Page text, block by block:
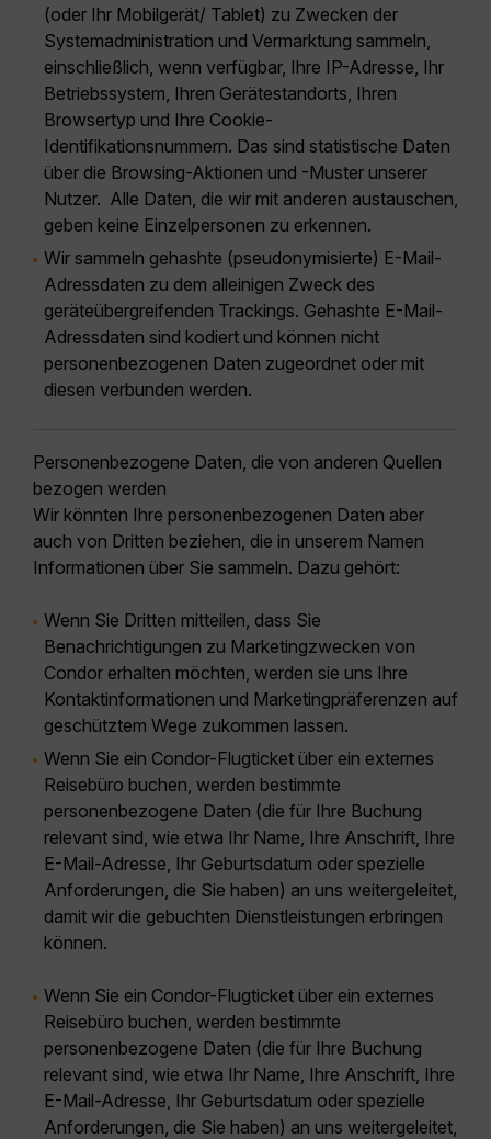
(oder Ihr Mobilgerät/ Tablet) zu Zwecken der
Systemadministration und Vermarktung sammeln,
einschließlich, wenn verfügbar, Ihre IP-Adresse, Ihr
Betriebssystem, Ihren Gerätestandorts, Ihren
Browsertyp und Ihre Cookie-
Identifikationsnummern. Das sind statistische Daten
über die Browsing-Aktionen und -Muster unserer
Nutzer. Alle Daten, die wir mit anderen austauschen,
geben keine Einzelpersonen zu erkennen.
Wir sammeln gehashte (pseudonymisierte) E-Mail-
Adressdaten zu dem alleinigen Zweck des
geräteübergreifenden Trackings. Gehashte E-Mail-
Adressdaten sind kodiert und können nicht
personenbezogenen Daten zugeordnet oder mit
diesen verbunden werden.
Personenbezogene Daten, die von anderen Quellen
bezogen werden
Wir könnten Ihre personenbezogenen Daten aber
auch von Dritten beziehen, die in unserem Namen
Informationen über Sie sammeln. Dazu gehört:
Wenn Sie Dritten mitteilen, dass Sie
Benachrichtigungen zu Marketingzwecken von
Condor erhalten möchten, werden sie uns Ihre
Kontaktinformationen und Marketingpräferenzen auf
geschütztem Wege zukommen lassen.
Wenn Sie ein Condor-Flugticket über ein externes
Reisebüro buchen, werden bestimmte
personenbezogene Daten (die für Ihre Buchung
relevant sind, wie etwa Ihr Name, Ihre Anschrift, Ihre
E-Mail-Adresse, Ihr Geburtsdatum oder spezielle
Anforderungen, die Sie haben) an uns weitergeleitet,
damit wir die gebuchten Dienstleistungen erbringen
können.
Wenn Sie ein Condor-Flugticket über ein externes
Reisebüro buchen, werden bestimmte
personenbezogene Daten (die für Ihre Buchung
relevant sind, wie etwa Ihr Name, Ihre Anschrift, Ihre
E-Mail-Adresse, Ihr Geburtsdatum oder spezielle
Anforderungen, die Sie haben) an uns weitergeleitet,